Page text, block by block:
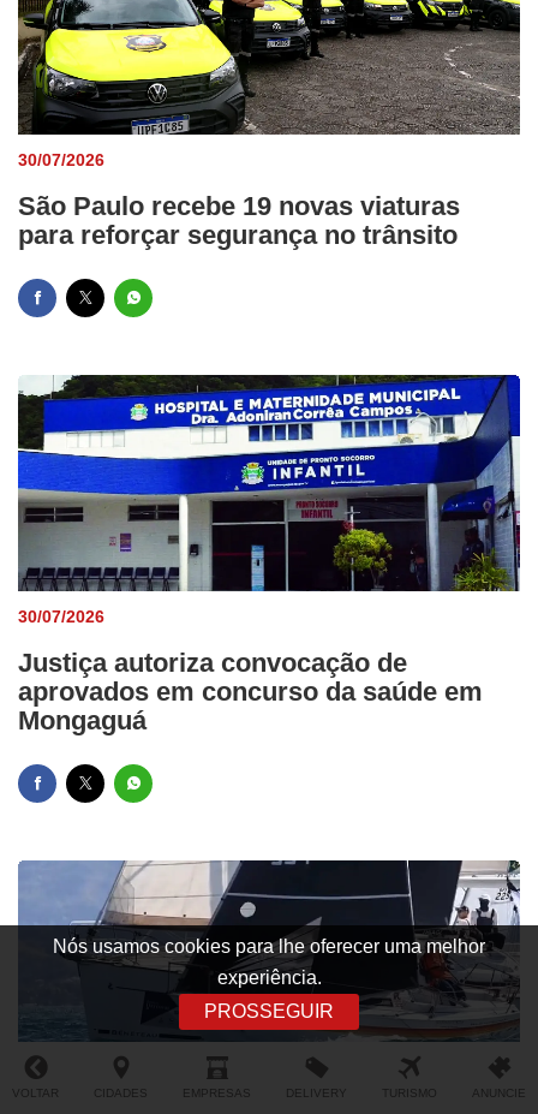
Nós usamos cookies para lhe oferecer uma melhor
experiência.
PROSSEGUIR
30/07/2026
São Paulo recebe 19 novas viaturas
para reforçar segurança no trânsito
30/07/2026
Justiça autoriza convocação de
aprovados em concurso da saúde em
Mongaguá
30/07/2026
VOLTAR CIDADES EMPRESAS DELIVERY TURISMO ANUNCIE